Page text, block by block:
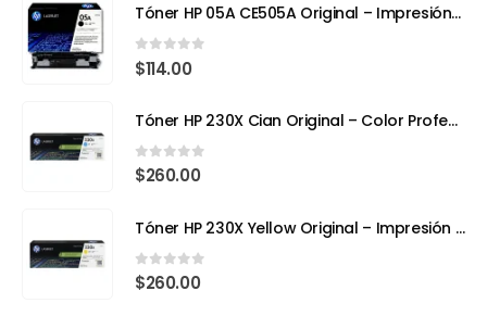
Tóner HP 05A CE505A Original – Impresión Profesional para tu HP LaserJet
0out of 5
$114.00
Tóner HP 230X Cian Original – Color Profesional y Máximo Rendimiento con Tecnología TerraJet
0out of 5
$260.00
Tóner HP 230X Yellow Original – Impresión Láser a Todo Color con Eficiencia y Precisión
0out of 5
$260.00